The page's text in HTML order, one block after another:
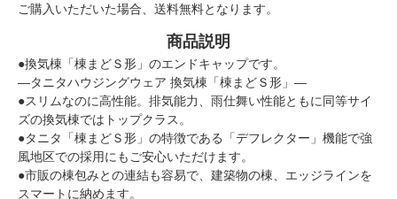
ご購入いただいた場合、送料無料となります。
商品説明
●換気棟「棟まどＳ形」のエンドキャップです。
―タニタハウジングウェア 換気棟「棟まどＳ形」―
●スリムなのに高性能。排気能力、雨仕舞い性能ともに同等サイ
ズの換気棟ではトップクラス。
●タニタ「棟まどＳ形」の特徴である「デフレクター」機能で強
風地区での採用にもご安心いただけます。
●市販の棟包みとの連結も容易で、建築物の棟、エッジラインを
スマートに納めます。